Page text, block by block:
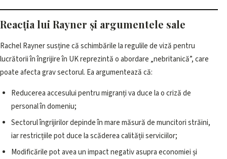
Reacția lui Rayner și argumentele sale
Rachel Rayner susține că schimbările la regulile de viză pentru
lucrătorii în îngrijire în UK reprezintă o abordare „nebritanică”, care
poate afecta grav sectorul. Ea argumentează că:
Reducerea accesului pentru migranți va duce la o criză de
personal în domeniu;
Sectorul îngrijirilor depinde în mare măsură de muncitori străini,
iar restricțiile pot duce la scăderea calității serviciilor;
Modificările pot avea un impact negativ asupra economiei și